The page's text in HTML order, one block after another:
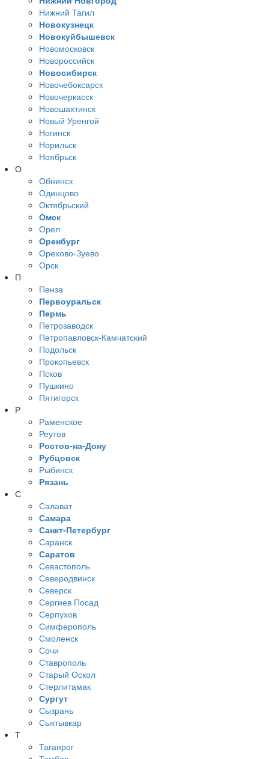
Нижний Тагил
Новокузнецк
Новокуйбышевск
Новомосковск
Новороссийск
Новосибирск
Новочебоксарск
Новочеркасск
Новошахтинск
Новый Уренгой
Ногинск
Норильск
Ноябрьск
О
Обнинск
Одинцово
Октябрьский
Омск
Орел
Оренбург
Орехово-Зуево
Орск
П
Пенза
Первоуральск
Пермь
Петрозаводск
Петропавловск-Камчатский
Подольск
Прокопьевск
Псков
Пушкино
Пятигорск
Р
Раменское
Реутов
Ростов-на-Дону
Рубцовск
Рыбинск
Рязань
С
Салават
Самара
Санкт-Петербург
Саранск
Саратов
Севастополь
Северодвинск
Северск
Сергиев Посад
Серпухов
Симферополь
Смоленск
Сочи
Ставрополь
Старый Оскол
Стерлитамак
Сургут
Сызрань
Сыктывкар
Т
Таганрог